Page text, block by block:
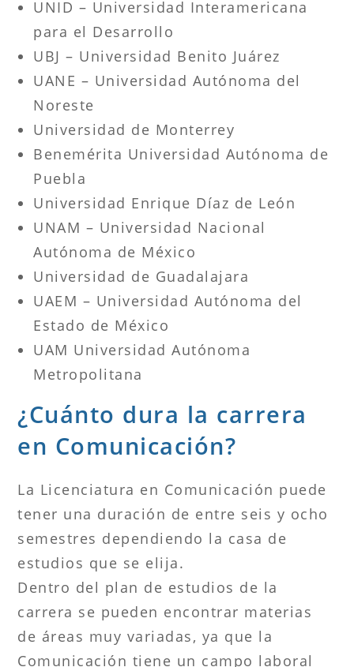
UNID – Universidad Interamericana
para el Desarrollo
UBJ – Universidad Benito Juárez
UANE – Universidad Autónoma del
Noreste
Universidad de Monterrey
Benemérita Universidad Autónoma de
Puebla
Universidad Enrique Díaz de León
UNAM – Universidad Nacional
Autónoma de México
Universidad de Guadalajara
UAEM – Universidad Autónoma del
Estado de México
UAM Universidad Autónoma
Metropolitana
¿Cuánto dura la carrera
en Comunicación?
La Licenciatura en Comunicación puede
tener una duración de entre seis y ocho
semestres dependiendo la casa de
estudios que se elija.
Dentro del plan de estudios de la
carrera se pueden encontrar materias
de áreas muy variadas, ya que la
Comunicación tiene un campo laboral